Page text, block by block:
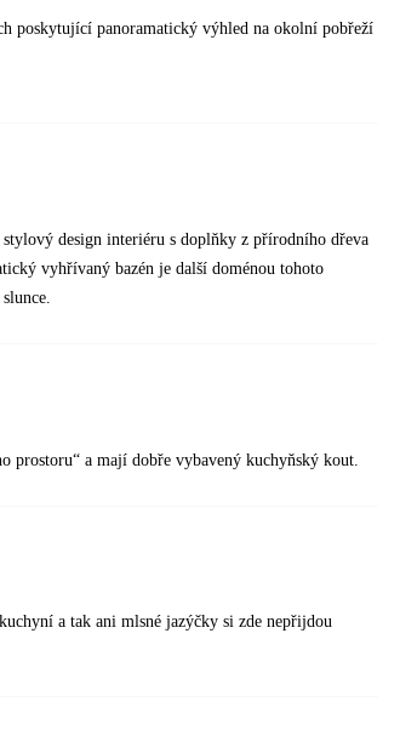
poskytující panoramatický výhled na okolní pobřeží
design interiéru s doplňky z přírodního dřeva
vyhřívaný bazén je další doménou tohoto
prostoru“ a mají dobře vybavený kuchyňský kout.
a tak ani mlsné jazýčky si zde nepřijdou